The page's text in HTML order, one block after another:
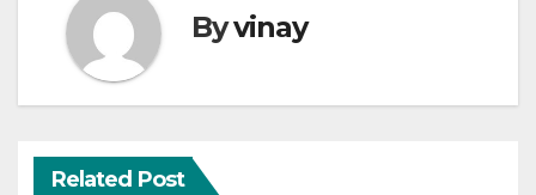
Byvinay
Related Post